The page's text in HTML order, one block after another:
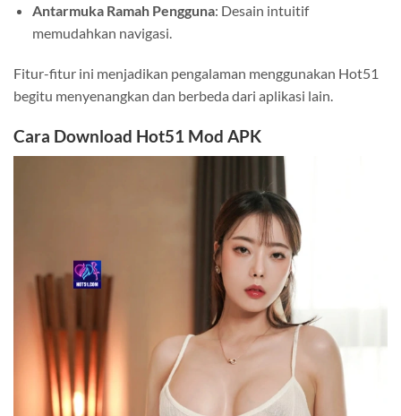
Antarmuka Ramah Pengguna: Desain intuitif
memudahkan navigasi.
Fitur-fitur ini menjadikan pengalaman menggunakan Hot51
begitu menyenangkan dan berbeda dari aplikasi lain.
Cara Download Hot51 Mod APK